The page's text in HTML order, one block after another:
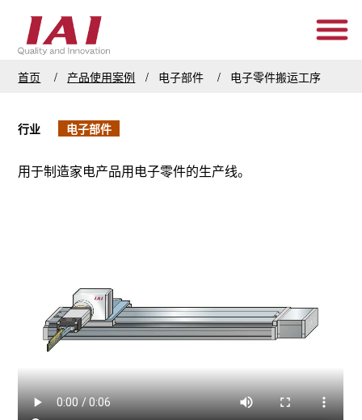
首页 产品使用案例 电子部件 电子零件搬运工序
行业 电子部件
用于制造家电产品用电子零件的生产线。